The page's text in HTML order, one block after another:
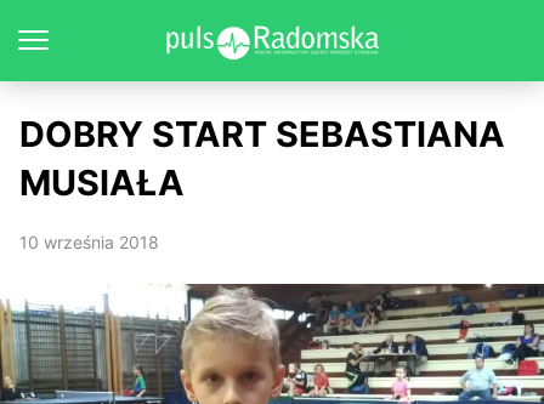
DOBRY START SEBASTIANA
MUSIAŁA
10 września 2018